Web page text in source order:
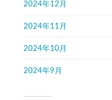
2024年12月
2024年11月
2024年10月
2024年9月